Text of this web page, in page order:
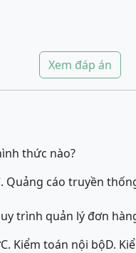
Xem đáp án
thức nào?
Quảng cáo truyền
trình quản lý đơn
C. Kiểm toán nội bộD.